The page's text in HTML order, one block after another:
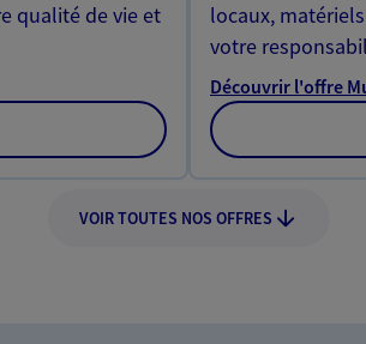
qualité de vie et
locaux,
votre
Découvrir l'offre
VOIR TOUTES NOS OFFRES